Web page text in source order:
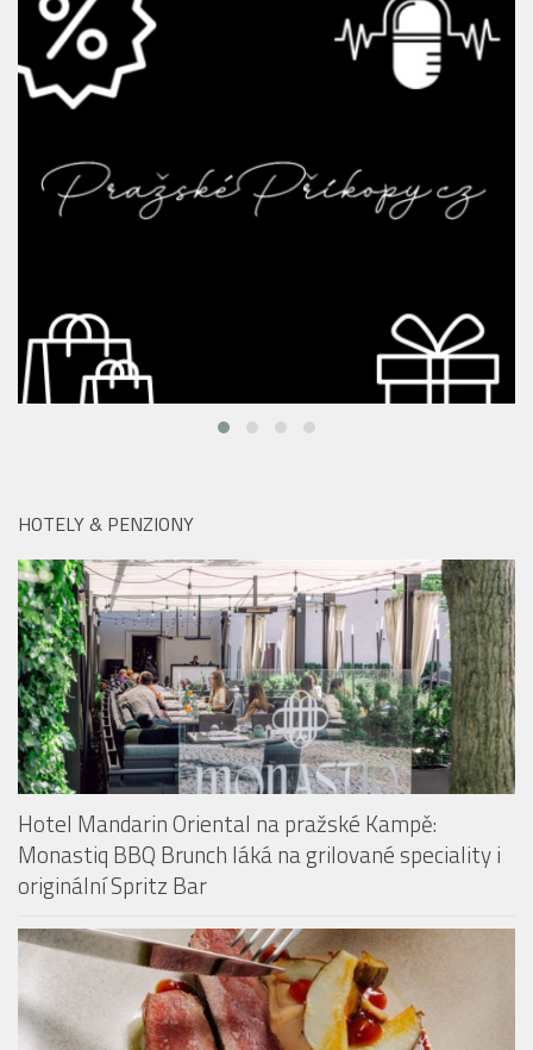
HOTELY & PENZIONY
Hotel Mandarin Oriental na pražské Kampě:
Monastiq BBQ Brunch láká na grilované speciality i
originální Spritz Bar